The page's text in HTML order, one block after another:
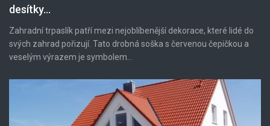
desítky...
Zahradní trpaslík patří mezi nejoblíbenější dekorace, které lidé do
svých zahrad pořizují. Tato drobná soška s červenou čepičkou a
veselým výrazem je symbolem...